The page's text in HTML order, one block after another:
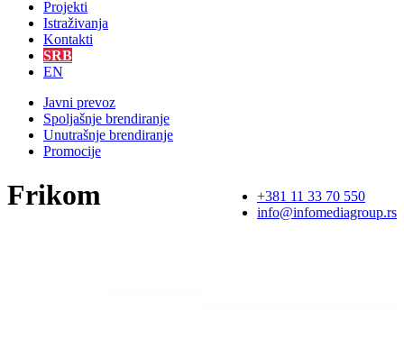
Projekti
Istraživanja
Kontakti
SRB
EN
Javni prevoz
Spoljašnje brendiranje
Unutrašnje brendiranje
Promocije
+381 11 33 70 550
info@infomediagroup.rs
Frikom